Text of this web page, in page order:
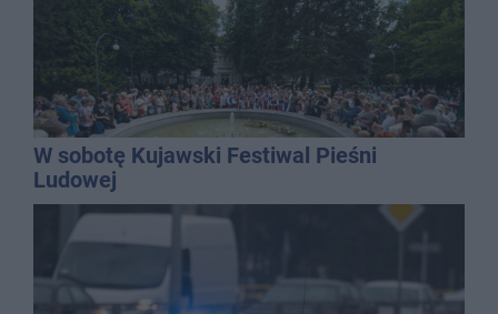
W sobotę Kujawski Festiwal Pieśni
Ludowej